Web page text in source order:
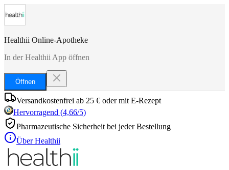
Healthii Online-Apotheke
In der Healthii App öffnen
Öffnen
Versandkostenfrei ab 25 € oder mit E-Rezept
Hervorragend (4,66/5)
Pharmazeutische Sicherheit bei jeder Bestellung
Über Healthii